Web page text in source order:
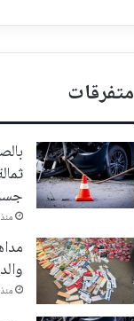
متفرقات